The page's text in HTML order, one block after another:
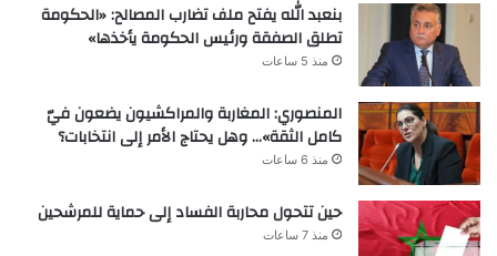
بنعبد الله يفتح ملف تضارب المصالح: «الحكومة
تطلق الصفقة ورئيس الحكومة يأخذها»
منذ 5 ساعات
المنصوري: المغاربة والمراكشيون يضعون فيّ
كامل الثقة»… وهل يحتاج الأمر إلى انتخابات؟
منذ 6 ساعات
حين تتحول محاربة الفساد إلى حماية للمرشحين
منذ 7 ساعات